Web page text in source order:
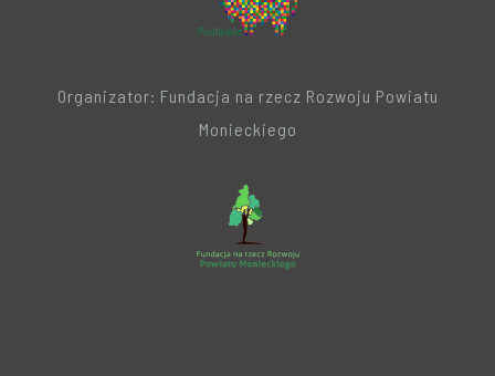
Organizator: Fundacja na rzecz Rozwoju Powiatu
Monieckiego